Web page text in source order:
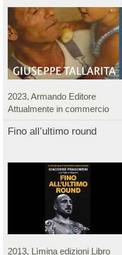
2023, Armando Editore
Attualmente in commercio
Fino all’ultimo round
2013, Lìmina edizioni Libro